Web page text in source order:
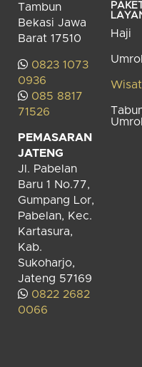
Tambun
Bekasi Jawa
Barat 17510
0823 1073
0936
085 8817
71526
PEMASARAN
JATENG
Jl. Pabelan
Baru 1 No.77,
Gumpang Lor,
Pabelan, Kec.
Kartasura,
Kab.
Sukoharjo,
Jateng 57169
0822 2682
0066
PAKET
Haji